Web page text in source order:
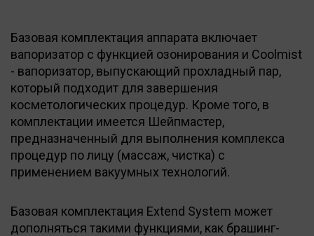
Базовая комплектация аппарата включает
вапоризатор с функцией озонирования и Coolmist
- вапоризатор, выпускающий прохладный пар,
который подходит для завершения
косметологических процедур. Кроме того, в
комплектации имеется Шейпмастер,
предназначенный для выполнения комплекса
процедур по лицу (массаж, чистка) с
применением вакуумных технологий.
Базовая комплектация Extend System может
дополняться такими функциями, как брашинг-